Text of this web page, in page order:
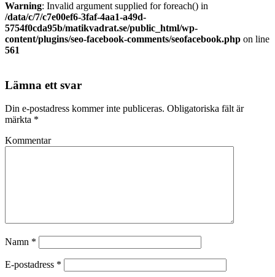
Warning: Invalid argument supplied for foreach() in
/data/c/7/c7e00ef6-3faf-4aa1-a49d-
5754f0cda95b/matikvadrat.se/public_html/wp-
content/plugins/seo-facebook-comments/seofacebook.php on line
561
Lämna ett svar
Din e-postadress kommer inte publiceras. Obligatoriska fält är
märkta *
Kommentar
Namn *
E-postadress *